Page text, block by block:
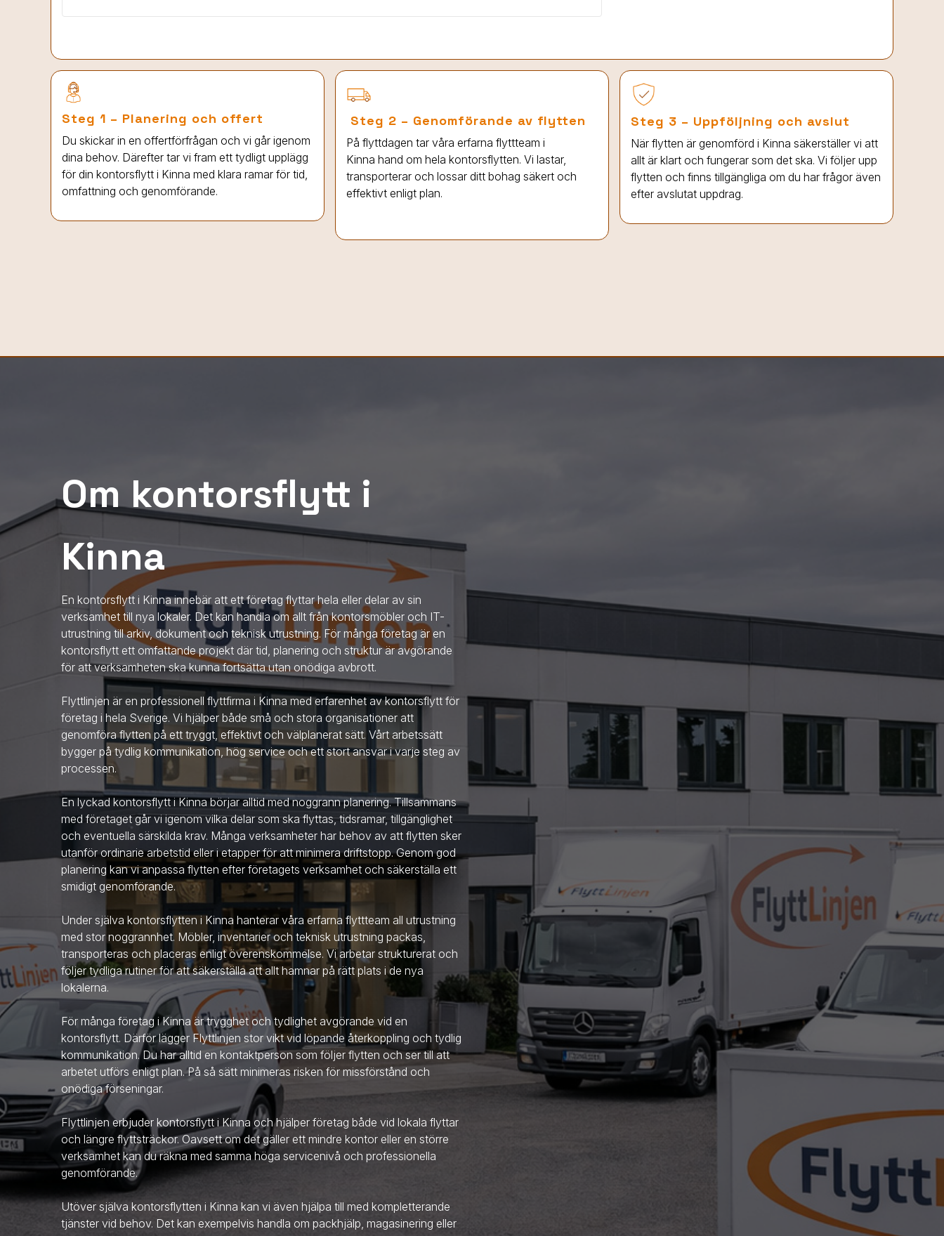
Steg 1 – Planering och offert
Du skickar in en offertförfrågan och vi går igenom
dina behov. Därefter tar vi fram ett tydligt upplägg
för din kontorsflytt i Kinna med klara ramar för tid,
omfattning och genomförande.
Steg 2 – Genomförande av flytten
På flyttdagen tar våra erfarna flyttteam i
Kinna hand om hela kontorsflytten. Vi lastar,
transporterar och lossar ditt bohag säkert och
effektivt enligt plan.
Steg 3 – Uppföljning och avslut
När flytten är genomförd i Kinna säkerställer vi att
allt är klart och fungerar som det ska. Vi följer upp
flytten och finns tillgängliga om du har frågor även
efter avslutat uppdrag.
Om kontorsflytt i
Kinna
En kontorsflytt i Kinnainnebär att ett företag flyttar hela eller delar av sin
verksamhet till nya lokaler. Det kan handla om allt från kontorsmöbler och IT-
utrustning till arkiv, dokument och teknisk utrustning. För många företag är en
kontorsflytt ett omfattande projekt där tid, planering och struktur är avgörande
för att verksamheten ska kunna fortsätta utan onödiga avbrott.
Flyttlinjen är en professionell flyttfirma i Kinna med erfarenhet av kontorsflytt för
företag i hela Sverige. Vi hjälper både små och stora organisationer att
genomföra flytten på ett tryggt, effektivt och välplanerat sätt. Vårt arbetssätt
bygger på tydlig kommunikation, hög service och ett stort ansvar i varje steg av
processen.
En lyckad kontorsflytti Kinnabörjar alltid med noggrann planering. Tillsammans
med företaget går vi igenom vilka delar som ska flyttas, tidsramar, tillgänglighet
och eventuella särskilda krav. Många verksamheter har behov av att flytten sker
utanför ordinarie arbetstid eller i etapper för att minimera driftstopp. Genom god
planering kan vi anpassa flytten efter företagets verksamhet och säkerställa ett
smidigt genomförande.
Under själva kontorsflytten i Kinna hanterar våra erfarna flyttteam all utrustning
med stor noggrannhet. Möbler, inventarier och teknisk utrustning packas,
transporteras och placeras enligt överenskommelse. Vi arbetar strukturerat och
följer tydliga rutiner för att säkerställa att allt hamnar på rätt plats i de nya
lokalerna.
För många företag i Kinnaär trygghet och tydlighet avgörande vid en
kontorsflytt. Därför lägger Flyttlinjen stor vikt vid löpande återkoppling och tydlig
kommunikation. Du har alltid en kontaktperson som följer flytten och ser till att
arbetet utförs enligt plan. På så sätt minimeras risken för missförstånd och
onödiga förseningar.
Flyttlinjen erbjuder kontorsflytt i Kinna och hjälper företag både vid lokala flyttar
och längre flyttsträckor. Oavsett om det gäller ett mindre kontor eller en större
verksamhet kan du räkna med samma höga servicenivå och professionella
genomförande.
Utöver själva kontorsflytten i Kinna kan vi även hjälpa till med kompletterande
tjänster vid behov. Det kan exempelvis handla om packhjälp, magasinering eller